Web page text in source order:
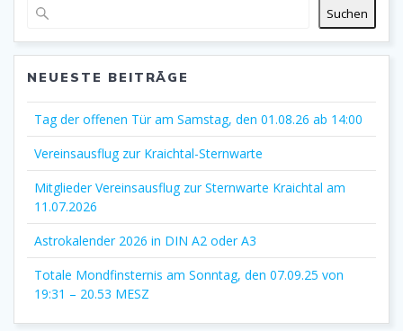
Suchen
NEUESTE BEITRÄGE
Tag der offenen Tür am Samstag, den 01.08.26 ab 14:00
Vereinsausflug zur Kraichtal-Sternwarte
Mitglieder Vereinsausflug zur Sternwarte Kraichtal am
11.07.2026
Astrokalender 2026 in DIN A2 oder A3
Totale Mondfinsternis am Sonntag, den 07.09.25 von
19:31 – 20.53 MESZ